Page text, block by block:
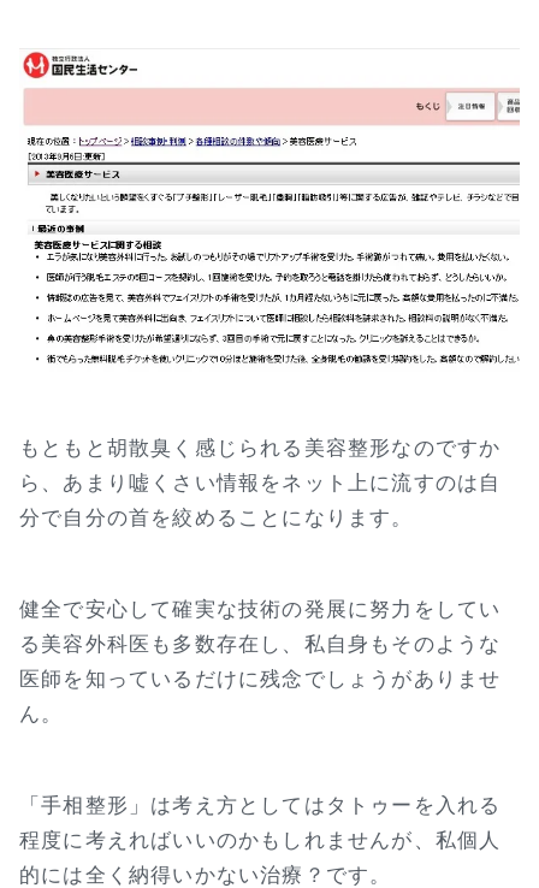
もともと胡散臭く感じられる美容整形なのですか
ら、あまり嘘くさい情報をネット上に流すのは自
分で自分の首を絞めることになります。
健全で安心して確実な技術の発展に努力をしてい
る美容外科医も多数存在し、私自身もそのような
医師を知っているだけに残念でしょうがありませ
ん。
「手相整形」は考え方としてはタトゥーを入れる
程度に考えればいいのかもしれませんが、私個人
的には全く納得いかない治療？です。